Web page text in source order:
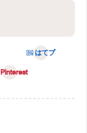
はてブ
Pinterest